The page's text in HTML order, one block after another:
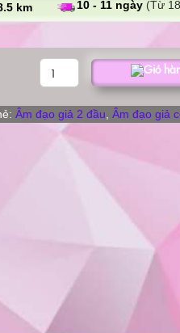
km 10 - 11 ngày (Từ
ÂM
ĐẠO
2
ĐẦU
Âm đạo giả 2 đầu Âm đạo giả